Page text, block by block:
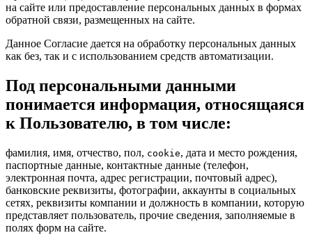
на сайте или предоставление персональных данных в формах
обратной связи, размещенных на сайте.
Данное Согласие дается на обработку персональных данных
как без, так и с использованием средств автоматизации.
Под персональными данными
понимается информация, относящаяся
к Пользователю, в том числе:
фамилия, имя, отчество, пол, cookie, дата и место рождения,
паспортные данные, контактные данные (телефон,
электронная почта, адрес регистрации, почтовый адрес),
банковские реквизиты, фотографии, аккаунты в социальных
сетях, реквизиты компании и должность в компании, которую
представляет пользователь, прочие сведения, заполняемые в
полях форм на сайте.